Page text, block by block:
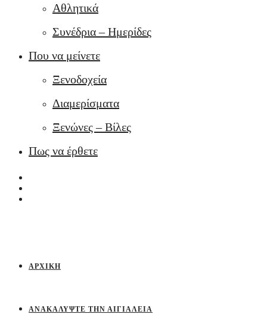
Αθλητικά
Συνέδρια – Ημερίδες
Που να μείνετε
Ξενοδοχεία
Διαμερίσματα
Ξενώνες – Βίλες
Πως να έρθετε
ΑΡΧΙΚΉ
ΑΝΑΚΑΛΎΨΤΕ ΤΗΝ ΑΙΓΙΆΛΕΙΑ